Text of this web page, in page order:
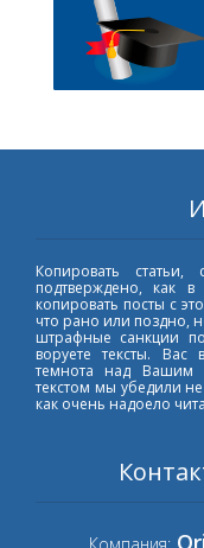
Копировать
подтверждено, как
копировать посты с
что рано или поздно,
штрафные санкции
воруете тексты. Вас
темнота над Вашим
текстом мы убедили
как очень надоело